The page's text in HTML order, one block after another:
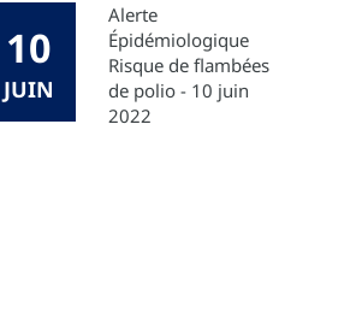
10
JUIN
Alerte
Épidémiologique
Risque de flambées
de polio - 10 juin
2022